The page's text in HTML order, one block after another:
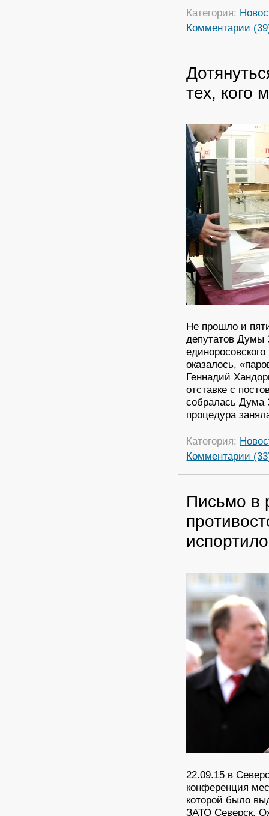
Категория:
Комментарии
тех, кого
Не прошло и
депутатов Думы
оказалось,
Геннадий
отставке с
собралась Дума
процедура
Категория:
Комментарии
Письмо в
22.09.15 в
конференция
которой было
ЗАТО Северск.